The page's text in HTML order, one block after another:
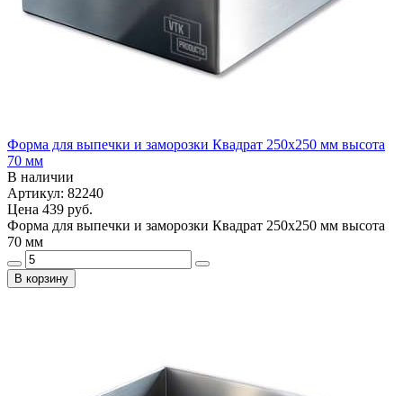
Форма для выпечки и заморозки Квадрат 250х250 мм высота
70 мм
В наличии
Артикул: 82240
Цена 439 руб.
Форма для выпечки и заморозки Квадрат 250х250 мм высота
70 мм
В корзину